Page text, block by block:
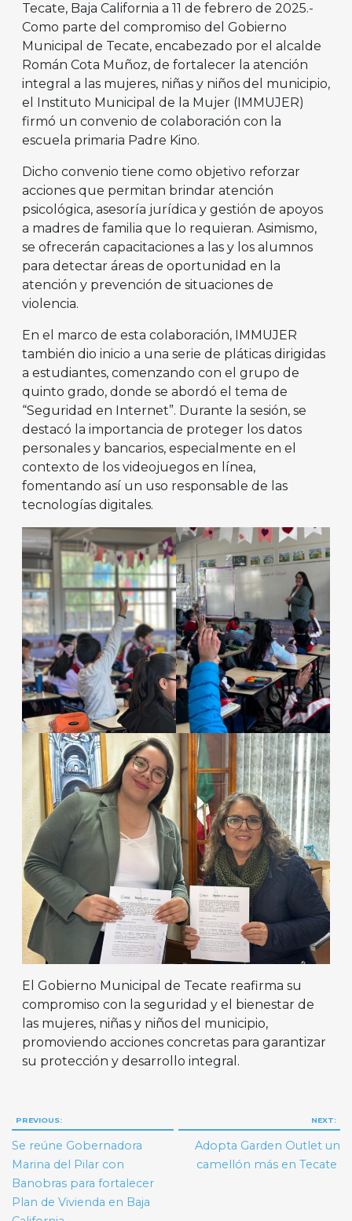
Tecate, Baja California a 11 de febrero de 2025.-
Como parte del compromiso del Gobierno
Municipal de Tecate, encabezado por el alcalde
Román Cota Muñoz, de fortalecer la atención
integral a las mujeres, niñas y niños del municipio,
el Instituto Municipal de la Mujer (IMMUJER)
firmó un convenio de colaboración con la
escuela primaria Padre Kino.
Dicho convenio tiene como objetivo reforzar
acciones que permitan brindar atención
psicológica, asesoría jurídica y gestión de apoyos
a madres de familia que lo requieran. Asimismo,
se ofrecerán capacitaciones a las y los alumnos
para detectar áreas de oportunidad en la
atención y prevención de situaciones de
violencia.
En el marco de esta colaboración, IMMUJER
también dio inicio a una serie de pláticas dirigidas
a estudiantes, comenzando con el grupo de
quinto grado, donde se abordó el tema de
“Seguridad en Internet”. Durante la sesión, se
destacó la importancia de proteger los datos
personales y bancarios, especialmente en el
contexto de los videojuegos en línea,
fomentando así un uso responsable de las
tecnologías digitales.
El Gobierno Municipal de Tecate reafirma su
compromiso con la seguridad y el bienestar de
las mujeres, niñas y niños del municipio,
promoviendo acciones concretas para garantizar
su protección y desarrollo integral.
Navegación
de
entradas
PREVIOUS:
Se reúne Gobernadora
Marina del Pilar con
Banobras para fortalecer
Plan de Vivienda en Baja
NEXT:
Adopta Garden Outlet un
camellón más en Tecate